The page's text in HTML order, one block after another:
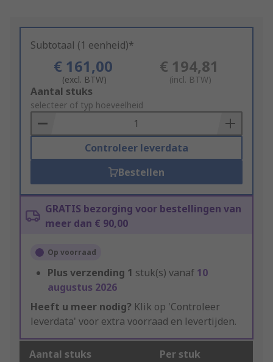
Subtotaal (1 eenheid)*
€ 161,00
(excl. BTW)
€ 194,81
(incl. BTW)
Add
to
Basket
Aantal stuks
selecteer of typ hoeveelheid
Controleer leverdata
Bestellen
GRATIS bezorging voor bestellingen van
meer dan € 90,00
Op voorraad
Plus verzending 1 stuk(s) vanaf 10
augustus 2026
Heeft u meer nodig? Klik op 'Controleer
leverdata' voor extra voorraad en levertijden.
Aantal stuks Per stuk